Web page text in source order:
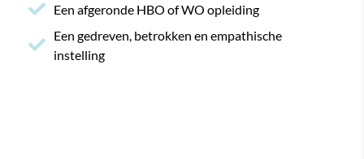
Een afgeronde HBO of WO opleiding
Een gedreven, betrokken en empathische
instelling